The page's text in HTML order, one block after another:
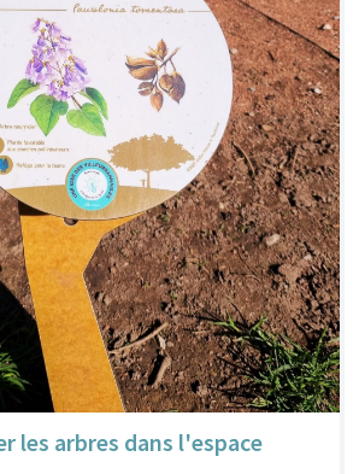
les arbres dans l'espace